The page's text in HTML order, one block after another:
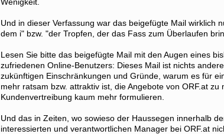
Und in dieser Verfassung war das beigefügte Mail wirklich
dem i" bzw. "der Tropfen, der das Fass zum Überlaufen
Lesen Sie bitte das beigefügte Mail mit den Augen eines
zufriedenen Online-Benutzers: Dieses Mail ist nichts
zukünftigen Einschränkungen und Gründe, warum es für
mehr ratsam bzw. attraktiv ist, die Angebote von ORF.at
Kundenvertreibung kaum mehr formulieren.
Und das in Zeiten, wo sowieso der Haussegen innerhalb
interessierten und verantwortlichen Manager bei ORF.at